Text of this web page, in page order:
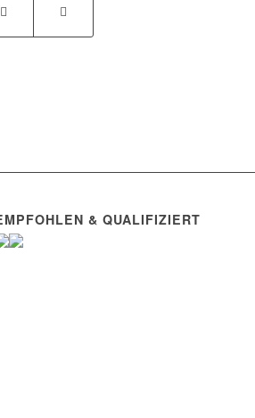
& QUALIFIZIERT